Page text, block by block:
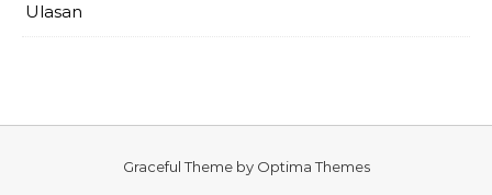
Ulasan
Graceful Theme by Optima Themes